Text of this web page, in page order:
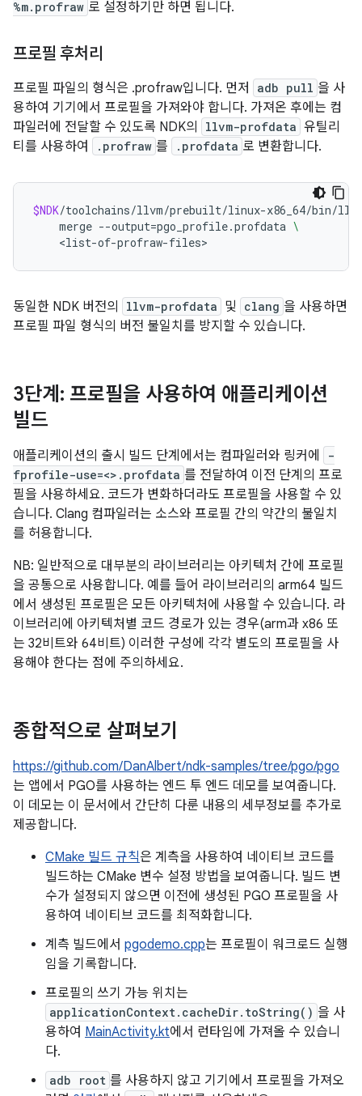
%m.profraw 로 설정하기만 하면 됩니다.
프로필 후처리
프로필 파일의 형식은 .profraw입니다. 먼저 adb pull 을 사
용하여 기기에서 프로필을 가져와야 합니다. 가져온 후에는 컴
파일러에 전달할 수 있도록 NDK의
llvm-profdata 유틸리
티를 사용하여
.profraw 를 .profdata 로 변환합니다.
$NDK/toolchains/llvm/prebuilt/linux-x86_64/bin/
merge --output=pgo_profile.profdata \
동일한 NDK 버전의 llvm-profdata 및 clang 을 사용하면
프로필 파일 형식의 버전 불일치를 방지할 수 있습니다.
3단계: 프로필을 사용하여 애플리케이션
빌드
애플리케이션의 출시 빌드 단계에서는 컴파일러와 링커에
-
fprofile-use=<>.profdata 를 전달하여 이전 단계의 프로
필을 사용하세요. 코드가 변화하더라도 프로필을 사용할 수 있
습니다. Clang 컴파일러는 소스와 프로필 간의 약간의 불일치
를 허용합니다.
NB: 일반적으로 대부분의 라이브러리는 아키텍처 간에 프로필
을 공통으로 사용합니다. 예를 들어 라이브러리의 arm64 빌드
에서 생성된 프로필은 모든 아키텍처에 사용할 수 있습니다. 라
이브러리에 아키텍처별 코드 경로가 있는 경우(arm과 x86 또
는 32비트와 64비트) 이러한 구성에 각각 별도의 프로필을 사
용해야 한다는 점에 주의하세요.
종합적으로 살펴보기
https://github.com/DanAlbert/ndk-samples/tree/pgo/pgo
는 앱에서 PGO를 사용하는 엔드 투 엔드 데모를 보여줍니다.
이 데모는 이 문서에서 간단히 다룬 내용의 세부정보를 추가로
제공합니다.
CMake 빌드 규칙은 계측을 사용하여 네이티브 코드를
빌드하는 CMake 변수 설정 방법을 보여줍니다. 빌드 변
수가 설정되지 않으면 이전에 생성된 PGO 프로필을 사
용하여 네이티브 코드를 최적화합니다.
계측 빌드에서 pgodemo.cpp는 프로필이 워크로드 실행
임을 기록합니다.
프로필의 쓰기 가능 위치는
applicationContext.cacheDir.toString() 을 사
용하여 MainActivity.kt에서 런타임에 가져올 수 있습니
다.
adb root 를 사용하지 않고 기기에서 프로필을 가져오